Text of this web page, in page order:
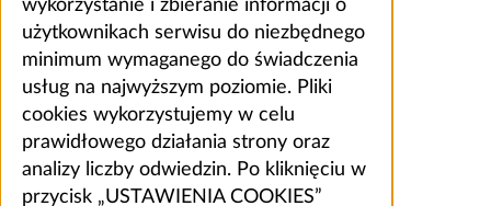
wykorzystanie i zbieranie informacji o
użytkownikach serwisu do niezbędnego
minimum wymaganego do świadczenia
usług na najwyższym poziomie. Pliki
cookies wykorzystujemy w celu
prawidłowego działania strony oraz
analizy liczby odwiedzin. Po kliknięciu w
przycisk „USTAWIENIA COOKIES”